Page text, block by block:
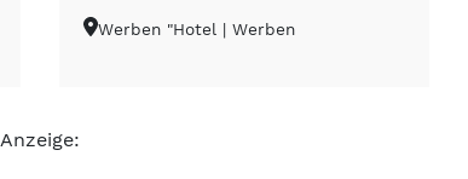
Werben "Hotel | Werben
Anzeige: